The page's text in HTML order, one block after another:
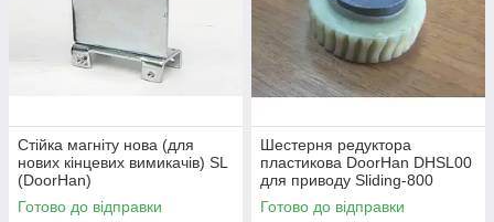
Стійка магніту нова (для
нових кінцевих вимикачів) SL
(DoorHan)
Готово до відправки
Шестерня редуктора
пластикова DoorHan DHSL00
для приводу Sliding-800
Готово до відправки